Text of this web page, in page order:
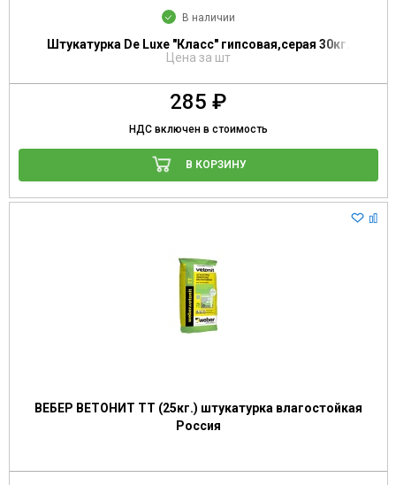
В наличии
Штукатурка De Luxe "Класс" гипсовая,серая 30кг.
Цена за шт
285 ₽
НДС включен в стоимость
В КОРЗИНУ
ВЕБЕР ВЕТОНИТ ТТ (25кг.) штукатурка влагостойкая
Россия